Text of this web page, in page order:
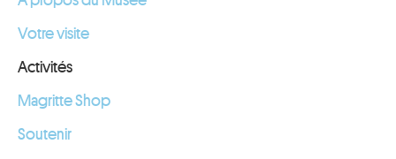
Votre visite
Activités
Magritte Shop
Soutenir